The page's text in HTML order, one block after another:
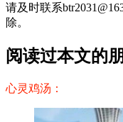
请及时联系
除。
阅读过本文的
心灵鸡汤：